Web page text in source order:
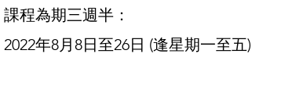
課程為期三週半：
2022年8月8日至26日 (逢星期一至五)